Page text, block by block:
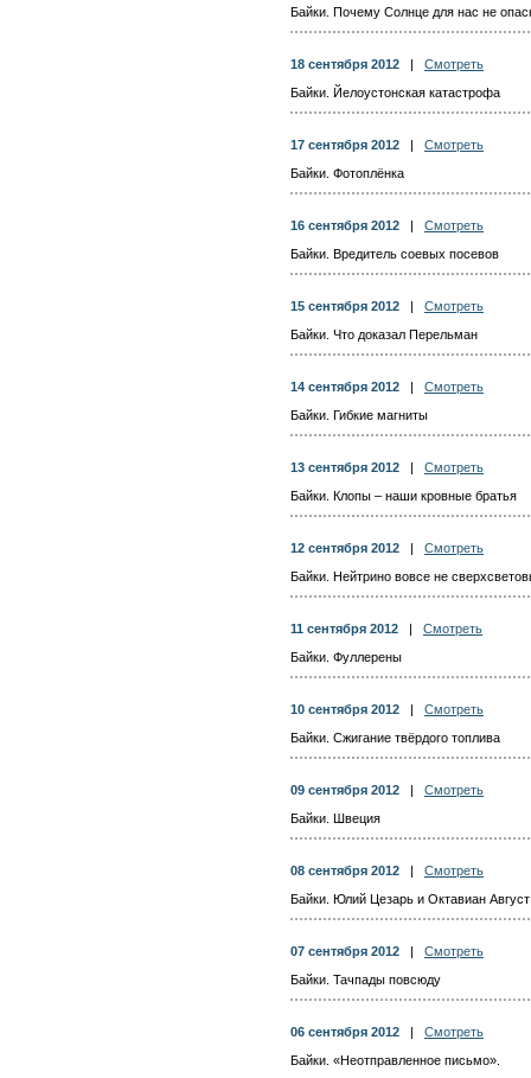
Байки. Почему Солнце для нас не
18 сентября 2012
Смотреть
Байки. Йелоустонская катастрофа
17 сентября 2012
Смотреть
Байки. Фотоплёнка
16 сентября 2012
Смотреть
Байки. Вредитель соевых посевов
15 сентября 2012
Смотреть
Байки. Что доказал Перельман
14 сентября 2012
Смотреть
Байки. Гибкие магниты
13 сентября 2012
Смотреть
Байки. Клопы – наши кровные братья
12 сентября 2012
Смотреть
Байки. Нейтрино вовсе не
11 сентября 2012
Смотреть
Байки. Фуллерены
10 сентября 2012
Смотреть
Байки. Сжигание твёрдого топлива
09 сентября 2012
Смотреть
Байки. Швеция
08 сентября 2012
Смотреть
Байки. Юлий Цезарь и Октавиан Август
07 сентября 2012
Смотреть
Байки. Тачпады повсюду
06 сентября 2012
Смотреть
Байки. «Неотправленное письмо».